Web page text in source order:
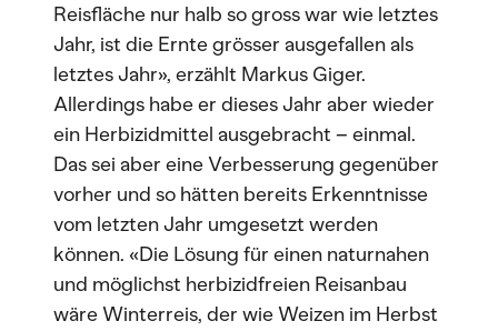
Reisfläche nur halb so gross war wie letztes
Jahr, ist die Ernte grösser ausgefallen als
letztes Jahr», erzählt Markus Giger.
Allerdings habe er dieses Jahr aber wieder
ein Herbizidmittel ausgebracht – einmal.
Das sei aber eine Verbesserung gegenüber
vorher und so hätten bereits Erkenntnisse
vom letzten Jahr umgesetzt werden
können. «Die Lösung für einen naturnahen
und möglichst herbizidfreien Reisanbau
wäre Winterreis, der wie Weizen im Herbst